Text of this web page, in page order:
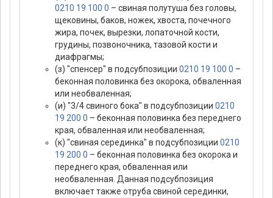
0210 19 100 0 – свиная полутуша без головы,
щековины, баков, ножек, хвоста, почечного
жира, почек, вырезки, лопаточной кости,
грудины, позвоночника, тазовой кости и
диафрагмы;
(з) "спенсер" в подсубпозиции 0210 19 100 0 –
беконная половинка без окорока, обваленная
или необваленная;
(и) "3/4 свиного бока" в подсубпозиции 0210
19 200 0 – беконная половинка без переднего
края, обваленная или необваленная;
(к) "свиная серединка" в подсубпозиции 0210
19 200 0 – беконная половинка без окорока и
переднего края, обваленная или
необваленная. Данная подсубпозиция
включает также отруба свиной серединки,